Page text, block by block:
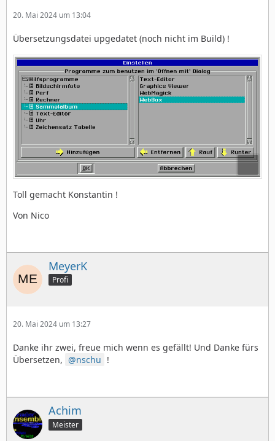
20. Mai 2024 um 13:04
Übersetzungsdatei upgedatet (noch nicht im Build) !
Toll gemacht Konstantin !
Von Nico
MeyerK
Profi
20. Mai 2024 um 13:27
Danke ihr zwei, freue mich wenn es gefällt! Und Danke fürs
Übersetzen,
nschu !
Achim
Meister